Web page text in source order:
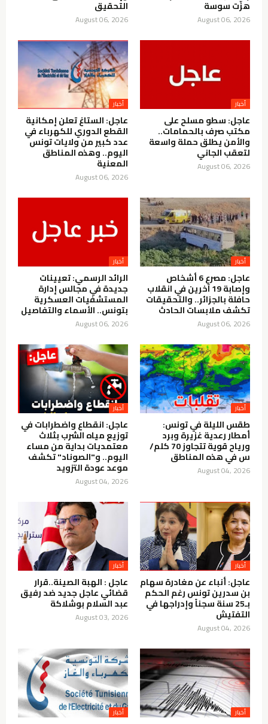
هزّت سوسة
August 06, 2026
التحقيق
August 06, 2026
أخبار
عاجل: سطو مسلح على
مكتب صرف بالحمامات..
والأمن يطلق حملة واسعة
لتعقب الجاني
August 06, 2026
أخبار
عاجل: الستاغ تعلن إمكانية
القطع الدوري للكهرباء في
عدد كبير من ولايات تونس
اليوم.. وهذه المناطق
المعنية
August 06, 2026
أخبار
عاجل: مصرع 6 أشخاص
وإصابة 19 آخرين في انقلاب
حافلة بالجزائر.. والتحقيقات
تكشف ملابسات الحادث
August 06, 2026
أخبار
الرائد الرسمي: تعيينات
جديدة في مجالس إدارة
المستشفيات العسكرية
بتونس.. الأسماء والتفاصيل
August 06, 2026
أخبار
طقس الليلة في تونس:
أمطار رعدية غزيرة وبرد
ورياح قوية تتجاوز 70 كلم/
س في هذه المناطق
August 04, 2026
أخبار
عاجل: انقطاع واضطرابات في
توزيع مياه الشرب بثلاث
معتمديات بداية من مساء
اليوم.. و"الصوناد" تكشف
موعد عودة التزويد
August 04, 2026
أخبار
عاجل: أنباء عن مغادرة سهام
بن سدرين تونس رغم الحكم
بـ25 سنة سجناً وإدراجها في
التفتيش
August 04, 2026
أخبار
عاجل : الهبة الصينة..قرار
قضائي عاجل جديد ضد رفيق
عبد السلام بوشلاكة
August 03, 2026
أخبار أخبار